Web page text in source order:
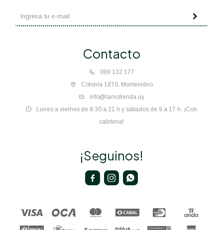
Contacto
099 132 177
Colonia 1870, Montevideo
info@lamolienda.uy
Lunes a viernes de 8:30 a 21 h y sábados de 9 a 17 h. ¡Con
cafetería!
¡Seguinos!
  